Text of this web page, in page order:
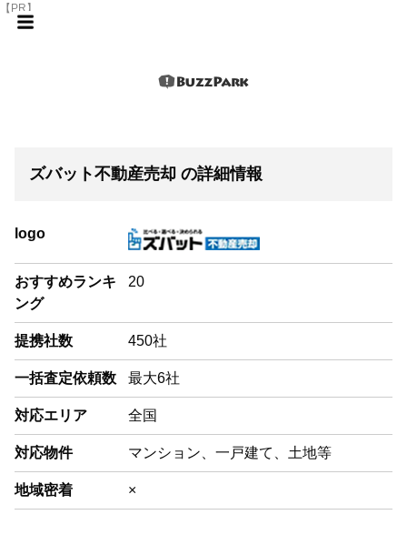
【PR】
ズバット不動産売却 の詳細情報
logo
おすすめランキ
ング
20
提携社数 450社
一括査定依頼数 最大6社
対応エリア 全国
対応物件 マンション、一戸建て、土地等
地域密着 ×